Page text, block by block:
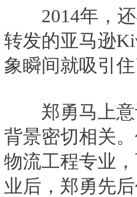
2014年，还
转发的亚马逊
象瞬间就吸引住
郑勇马上意
背景密切相关
物流工程专业
业后，郑勇先